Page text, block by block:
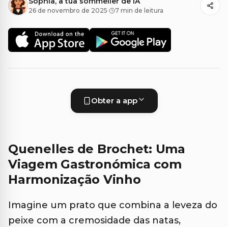
26 de novembro de 2025· 7 min de leitura
Obter a app
Quenelles de Brochet: Uma
Viagem Gastronómica com
Harmonização Vinho
Imagine um prato que combina a leveza do
peixe com a cremosidade das natas,